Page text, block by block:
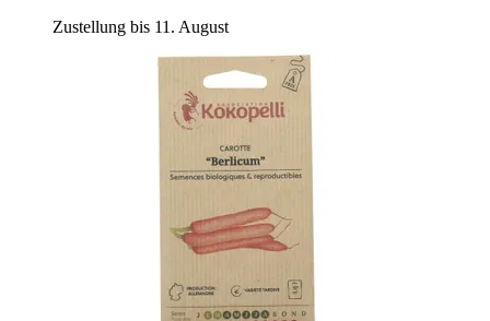
Zustellung bis 11. August